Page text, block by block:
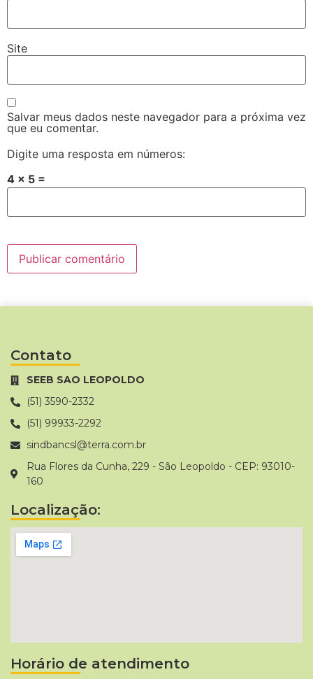
Site
Salvar meus dados neste navegador para a próxima vez
que eu comentar.
Digite uma resposta em números:
4 × 5 =
Contato
SEEB SAO LEOPOLDO
(51) 3590-2332
(51) 99933-2292
sindbancsl@terra.com.br
Rua Flores da Cunha, 229 - São Leopoldo - CEP: 93010-
160
Localização:
Horário de atendimento